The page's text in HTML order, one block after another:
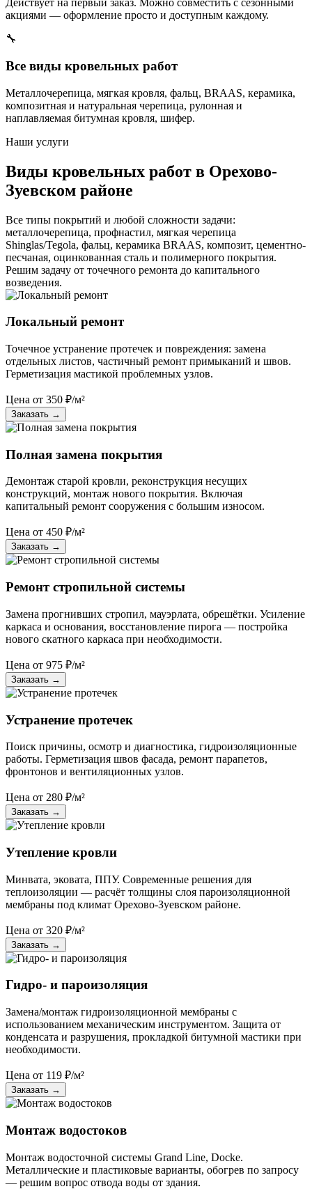
Действует на первый заказ. Можно совместить с сезонными
акциями — оформление просто и доступным каждому.
🔧
Все виды кровельных работ
Металлочерепица, мягкая кровля, фальц, BRAAS, керамика,
композитная и натуральная черепица, рулонная и
наплавляемая битумная кровля, шифер.
Наши услуги
Виды кровельных работ в Орехово-
Зуевском районе
Все типы покрытий и любой сложности задачи:
металлочерепица, профнастил, мягкая черепица
Shinglas/Tegola, фальц, керамика BRAAS, композит, цементно-
песчаная, оцинкованная сталь и полимерного покрытия.
Решим задачу от точечного ремонта до капитального
возведения.
Локальный ремонт
Точечное устранение протечек и повреждения: замена
отдельных листов, частичный ремонт примыканий и швов.
Герметизация мастикой проблемных узлов.
Цена от 350 ₽/м²
Заказать →
Полная замена покрытия
Демонтаж старой кровли, реконструкция несущих
конструкций, монтаж нового покрытия. Включая
капитальный ремонт сооружения с большим износом.
Цена от 450 ₽/м²
Заказать →
Ремонт стропильной системы
Замена прогнивших стропил, мауэрлата, обрешётки. Усиление
каркаса и основания, восстановление пирога — постройка
нового скатного каркаса при необходимости.
Цена от 975 ₽/м²
Заказать →
Устранение протечек
Поиск причины, осмотр и диагностика, гидроизоляционные
работы. Герметизация швов фасада, ремонт парапетов,
фронтонов и вентиляционных узлов.
Цена от 280 ₽/м²
Заказать →
Утепление кровли
Минвата, эковата, ППУ. Современные решения для
теплоизоляции — расчёт толщины слоя пароизоляционной
мембраны под климат Орехово-Зуевском районе.
Цена от 320 ₽/м²
Заказать →
Гидро- и пароизоляция
Замена/монтаж гидроизоляционной мембраны с
использованием механическим инструментом. Защита от
конденсата и разрушения, прокладкой битумной мастики при
необходимости.
Цена от 119 ₽/м²
Заказать →
Монтаж водостоков
Монтаж водосточной системы Grand Line, Docke.
Металлические и пластиковые варианты, обогрев по запросу
— решим вопрос отвода воды от здания.